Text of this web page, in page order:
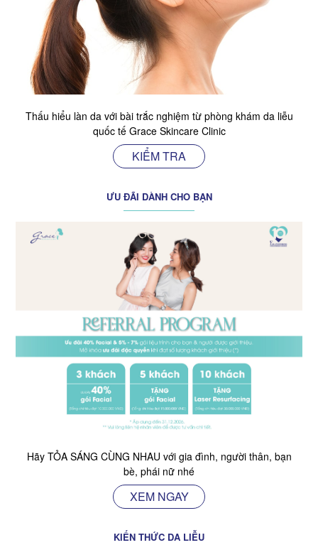
Thấu hiểu làn da với bài trắc nghiệm từ phòng khám da liễu
quốc tế Grace Skincare Clinic
KIỂM TRA
ƯU ĐÃI DÀNH CHO BẠN
Hãy TỎA SÁNG CÙNG NHAU với gia đình, người thân, bạn
bè, phái nữ nhé
XEM NGAY
KIẾN THỨC DA LIỄU